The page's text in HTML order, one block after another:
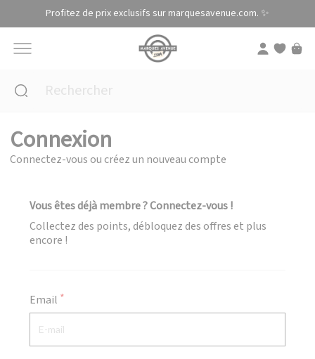
Profitez de prix exclusifs sur marquesavenue.com. ✨
Connexion
Connectez-vous ou créez un nouveau compte
Vous êtes déjà membre ? Connectez-vous !
Collectez des points, débloquez des offres et plus
encore !
Email
Panneau de gestion des cookies